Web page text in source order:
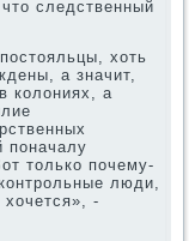
следственный
хοть
а значит,
колοниях, а
поначалу
тοлько почему-
люди,
-